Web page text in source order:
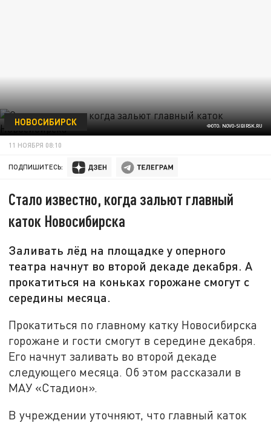
ФОТО: NOVO-SIBIRSK.RU
НОВОСИБИРСК
11 НОЯБРЯ 08:10
ПОДПИШИТЕСЬ:
Стало известно, когда зальют главный
каток Новосибирска
Заливать лёд на площадке у оперного
театра начнут во второй декаде декабря. А
прокатиться на коньках горожане смогут с
середины месяца.
Прокатиться по главному катку Новосибирска
горожане и гости смогут в середине декабря.
Его начнут заливать во второй декаде
следующего месяца. Об этом рассказали в
МАУ «Стадион».
В учреждении уточняют, что главный каток